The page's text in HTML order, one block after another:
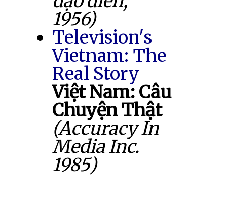
1956)
Television's
Vietnam: The
Real Story
Việt Nam: Câu
Chuyện Thật
(Accuracy In
Media Inc.
1985)